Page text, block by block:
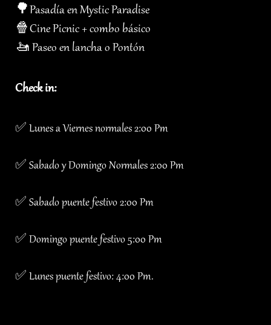
🌳Pasadía en Mystic Paradise
🍿Cine Picnic + combo básico
🚤 Paseo en lancha o Pontón
Check in:
✅ Lunes a Viernes normales 2:00 Pm
✅ Sabado y Domingo Normales 2:00 Pm
✅ Sabado puente festivo 2:00 Pm
✅ Domingo puente festivo 5:00 Pm
✅ Lunes puente festivo: 4:00 Pm.